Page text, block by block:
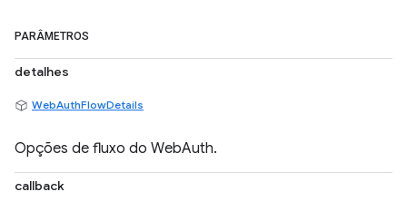
PARÂMETROS
detalhes
WebAuthFlowDetails
Opções de fluxo do WebAuth.
callback